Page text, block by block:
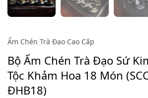
Ấm Chén Trà Đạo Cao Cấp
Bộ Ấm Chén Trà Đạo Sứ
Tộc Khảm Hoa 18 Món
ĐHB18)